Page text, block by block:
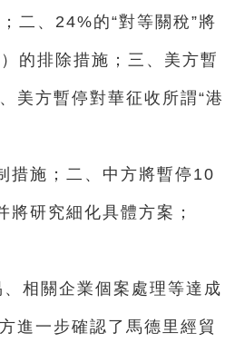
二、24%的“對等關稅”將
的排除措施；三、美方暫
美方暫停對華征收所謂“港
措施；二、中方將暫停10
研究細化具體方案；
相關企業個案處理等達成
進一步確認了馬德里經貿